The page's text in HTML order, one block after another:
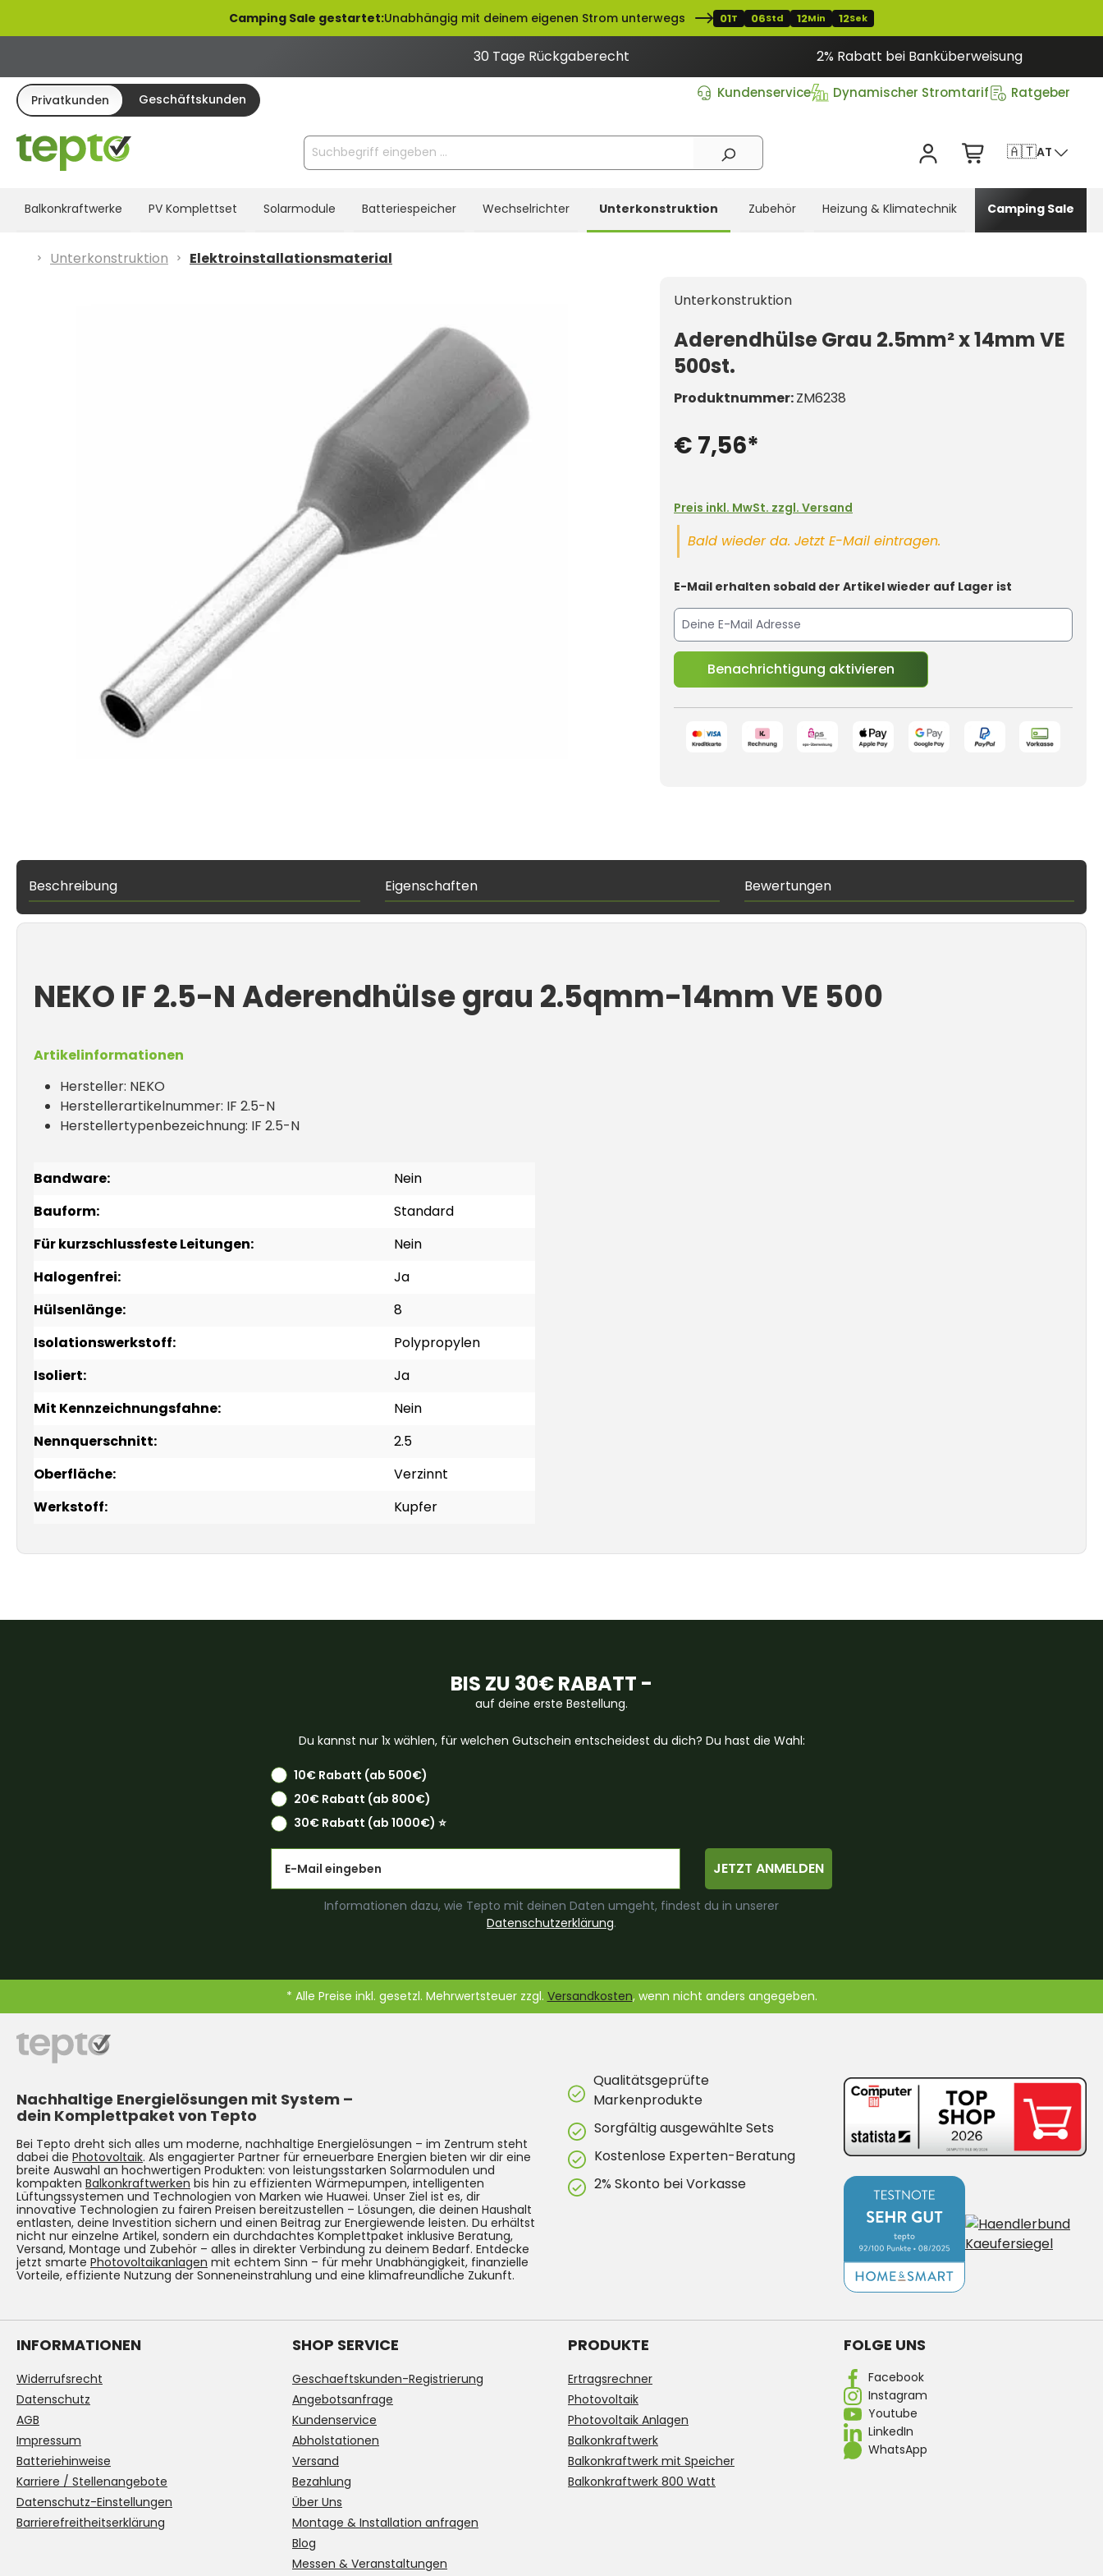
Zur Hauptnavigation springenCamping Sale gestartet:Unabhängig mit deinem eigenen Strom unterwegs 01T 06Std 12Min 11Sek
30 Tage Rückgaberecht 2% Rabatt bei Banküberweisung
Privatkunden Geschäftskunden Kundenservice Dynamischer Stromtarif Ratgeber
🇦🇹AT
Balkonkraftwerke PV Komplettset Solarmodule Batteriespeicher Wechselrichter Unterkonstruktion Zubehör Heizung & Klimatechnik Camping Sale
Unterkonstruktion
Elektroinstallationsmaterial
Unterkonstruktion
Aderendhülse Grau 2.5mm² x 14mm VE
500st.
Produktnummer:ZM6238
€ 7,56*
Preis inkl. MwSt. zzgl. Versand
Bald wieder da. Jetzt E-Mail eintragen.
E-Mail erhalten sobald der Artikel wieder auf Lager ist
Benachrichtigung aktivieren
Beschreibung Eigenschaften Bewertungen
NEKO IF 2.5-N Aderendhülse grau 2.5qmm-14mm VE 500
Artikelinformationen
Hersteller: NEKO
Herstellerartikelnummer: IF 2.5-N
Herstellertypenbezeichnung: IF 2.5-N
Bandware:
Nein
Bauform:
Standard
Für kurzschlussfeste Leitungen:
Nein
Halogenfrei:
Ja
Hülsenlänge:
8
Isolationswerkstoff:
Polypropylen
Isoliert:
Ja
Mit Kennzeichnungsfahne:
Nein
Nennquerschnitt:
2.5
Oberfläche:
Verzinnt
Werkstoff:
Kupfer
BIS ZU 30€ RABATT -
auf deine erste Bestellung.
Du kannst nur 1x wählen, für welchen Gutschein entscheidest du dich? Du hast die Wahl:
10€ Rabatt (ab 500€)
20€ Rabatt (ab 800€)
30€ Rabatt (ab 1000€) ⭐️
JETZT ANMELDEN
Informationen dazu, wie Tepto mit deinen Daten umgeht, findest du in unserer
Datenschutzerklärung.
* Alle Preise inkl. gesetzl. Mehrwertsteuer zzgl. Versandkosten, wenn nicht anders angegeben.
Nachhaltige Energielösungen mit System –
dein Komplettpaket von Tepto
Bei Tepto dreht sich alles um moderne, nachhaltige Energielösungen – im Zentrum steht
dabei die Photovoltaik. Als engagierter Partner für erneuerbare Energien bieten wir dir eine
breite Auswahl an hochwertigen Produkten: von leistungsstarken Solarmodulen und
kompakten Balkonkraftwerken bis hin zu effizienten Wärmepumpen, intelligenten
Lüftungssystemen und Technologien von Marken wie Huawei. Unser Ziel ist es, dir
innovative Technologien zu fairen Preisen bereitzustellen – Lösungen, die deinen Haushalt
entlasten, deine Investition sichern und einen Beitrag zur Energiewende leisten. Du erhältst
nicht nur einzelne Artikel, sondern ein durchdachtes Komplettpaket inklusive Beratung,
Versand, Montage und Zubehör – alles in direkter Verbindung zu deinem Bedarf. Entdecke
jetzt smarte Photovoltaikanlagen mit echtem Sinn – für mehr Unabhängigkeit, finanzielle
Vorteile, effiziente Nutzung der Sonneneinstrahlung und eine klimafreundliche Zukunft.
Qualitätsgeprüfte
Markenprodukte
Sorgfältig ausgewählte Sets
Kostenlose Experten-Beratung
2% Skonto bei Vorkasse
FOLGE UNS
Facebook
Instagram
Youtube
LinkedIn
WhatsApp
INFORMATIONEN
Widerrufsrecht
Datenschutz
AGB
Impressum
Batteriehinweise
Karriere / Stellenangebote
Datenschutz-Einstellungen
Barrierefreitheitserklärung
SHOP SERVICE
Geschaeftskunden-Registrierung
Angebotsanfrage
Kundenservice
Abholstationen
Versand
Bezahlung
Über Uns
Montage & Installation anfragen
Blog
Messen & Veranstaltungen
PRODUKTE
Ertragsrechner
Photovoltaik
Photovoltaik Anlagen
Balkonkraftwerk
Balkonkraftwerk mit Speicher
Balkonkraftwerk 800 Watt